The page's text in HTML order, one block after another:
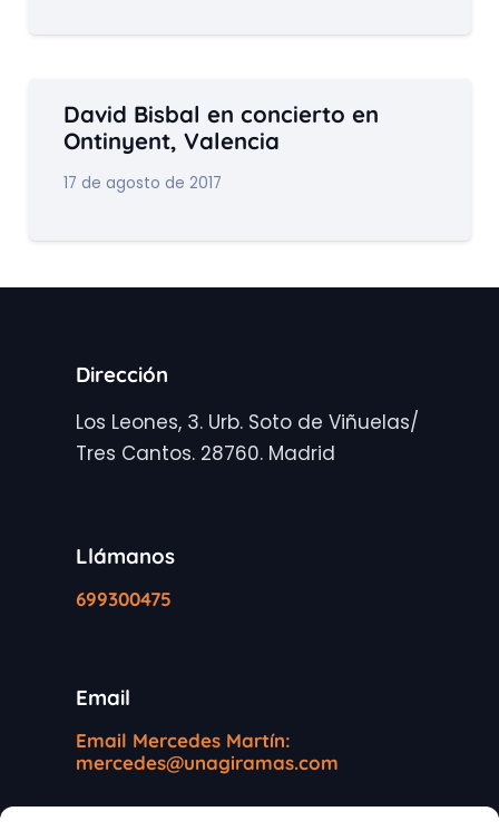
David Bisbal en concierto en
Ontinyent, Valencia
17 de agosto de 2017
Dirección
Los Leones, 3. Urb. Soto de Viñuelas/
Tres Cantos. 28760. Madrid
Llámanos
699300475
Email
Email Mercedes Martín:
mercedes@unagiramas.com